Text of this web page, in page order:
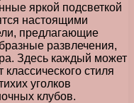
яркой подсветкой
настоящими
предлагающие
развлечения,
Здесь каждый может
стиля
уголков
клубов.